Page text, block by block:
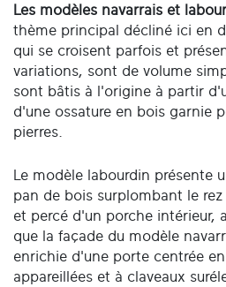
Les modèles navarrais et
thème principal décliné ici en
qui se croisent parfois et
variations, sont de volume
sont bâtis à l'origine à partir
d'une ossature en bois garnie
pierres.
Le modèle labourdin présente
pan de bois surplombant le
et percé d'un porche intérieur,
que la façade du modèle
enrichie d'une porte centrée
appareillées et à claveaux